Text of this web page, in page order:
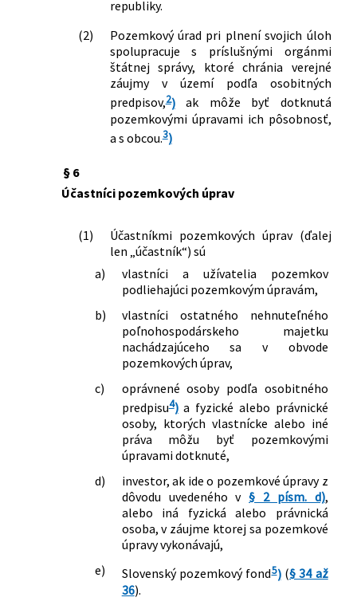
Zb. o pozemkových úpravách,
usporiadaní pozemkového vlastníctva,
pozemkových úradoch, pozemkovom
fonde a o pozemkových
spoločenstvách v znení neskorších
predpisov a o zmene a doplnení
niektorých zákonov
180/2013 Z. z.
Zákon o organizácii miestnej štátnej
115/2014 Z. z.
Zákon, ktorým sa mení a dopĺňa zákon
Slovenskej národnej rady č. 330/1991
usporiadaní pozemkového vlastníctva,
pozemkových úradoch, pozemkovom
fonde a o pozemkových
spoločenstvách v znení neskorších
predpisov a ktorým sa menia a
dopĺňajú niektoré zákony
Zákon, ktorým sa mení a dopĺňa zákon
Slovenskej národnej rady č. 330/1991
Zb. o pozemkových úpravách,
usporiadaní pozemkového vlastníctva,
pozemkových úradoch, pozemkovom
fonde a o pozemkových
spoločenstvách v znení neskorších
dopĺňajú niektoré zákony
Zákon, ktorým sa mení a dopĺňa zákon
č. 140/2014 Z. z. o nadobúdaní
vlastníctva poľnohospodárskeho
pozemku a o zmene a doplnení
niektorých zákonov
Zákon o niektorých opatreniach
republiky.
(2)
Pozemkový úrad pri plnení svojich úloh
spolupracuje s príslušnými orgánmi
štátnej správy, ktoré chránia verejné
záujmy v území podľa osobitných
predpisov,2)ak môže byť dotknutá
pozemkovými úpravami ich pôsobnosť,
a s obcou.3)
§ 6
Účastníci pozemkových úprav
(1)
Účastníkmi pozemkových úprav (ďalej
len „účastník“) sú
a)
vlastníci a užívatelia pozemkov
podliehajúci pozemkovým úpravám,
b)
vlastníci ostatného nehnuteľného
poľnohospodárskeho majetku
nachádzajúceho sa v obvode
pozemkových úprav,
c)
oprávnené osoby podľa osobitného
predpisu4)a fyzické alebo právnické
osoby, ktorých vlastnícke alebo iné
práva môžu byť pozemkovými
úpravami dotknuté,
d)
investor, ak ide o pozemkové úpravy z
dôvodu uvedeného v§ 2 písm. d),
alebo iná fyzická alebo právnická
osoba, v záujme ktorej sa pozemkové
úpravy vykonávajú,
e)
Slovenský pozemkový fond5)(§ 34 až
36).